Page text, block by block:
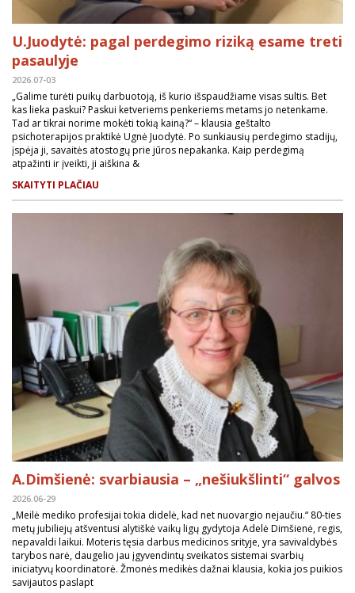
U.Juodytė: pagal perdegimo riziką esame treti
pasaulyje
2026.07-03
„Galime turėti puikų darbuotoją, iš kurio išspaudžiame visas sultis. Bet
kas lieka paskui? Paskui ketveriems penkeriems metams jo netenkame.
Tad ar tikrai norime mokėti tokią kainą?“ – klausia geštalto
psichoterapijos praktikė Ugnė Juodytė. Po sunkiausių perdegimo stadijų,
įspėja ji, savaitės atostogų prie jūros nepakanka. Kaip perdegimą
atpažinti ir įveikti, ji aiškina &
SKAITYTI PLAČIAU
A.Dimšienė: svarbiausia – „nešiukšlinti“ galvos
2026.06-29
„Meilė mediko profesijai tokia didelė, kad net nuovargio nejaučiu.“ 80-ties
metų jubiliejų atšventusi alytiškė vaikų ligų gydytoja Adelė Dimšienė, regis,
nepavaldi laikui. Moteris tęsia darbus medicinos srityje, yra savivaldybės
tarybos narė, daugelio jau įgyvendintų sveikatos sistemai svarbių
iniciatyvų koordinatorė. Žmonės medikės dažnai klausia, kokia jos puikios
savijautos paslapt